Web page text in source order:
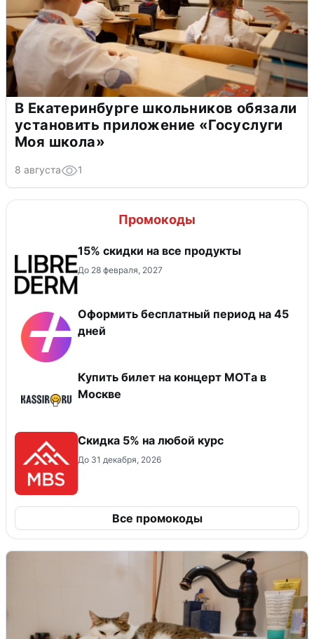
В Екатеринбурге школьников обязали
установить приложение «Госуслуги
Моя школа»
8 августа 1
Промокоды
15% скидки на все продукты
До 28 февраля, 2027
Оформить бесплатный период на 45
дней
Купить билет на концерт MOTа в
Москве
Скидка 5% на любой курс
До 31 декабря, 2026
Все промокоды